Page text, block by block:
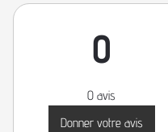
0
0 avis
Donner votre avis